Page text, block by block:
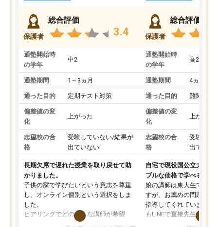
保護者
総合評価
3.4
通塾開始時
の学年
中2
通塾期間 1～3ヵ月
通った目的 定期テスト対策
偏差値の変
化
上がった
志望校の合
格
受験していない/結果が
出ていない
長期欠席で遅れた授業を取り戻せて助
かりました。
子供の家で学びたいという意志を尊重
し、オンライン個別という選択をしま
した。
ヒアリングでどのような講師が希望
か、オプションは付帯するかなど選ぶ
保護者
総合評価
通塾開始時
の学年
高2
通塾期間 4ヵ月～1
通った目的 難関私立
偏差値の変
化
上がった
志望校の合
格
受験して
出ていな
自宅で現役国公立大学生
ブルな価格で学べる
娘の講師は東大生では無
すが、お薦めの問題集や
指導してくれています。
もLINEで直接先生に質問